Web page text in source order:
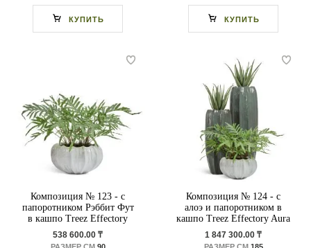
КУПИТЬ КУПИТЬ
Композиция № 123 - с
папоротником Рэббит Фут
в кашпо Treez Effectory
Aura
538 600.00 ₸
Композиция № 124 - с
алоэ и папоротником в
кашпо Treez Effectory Aura
1 847 300.00 ₸